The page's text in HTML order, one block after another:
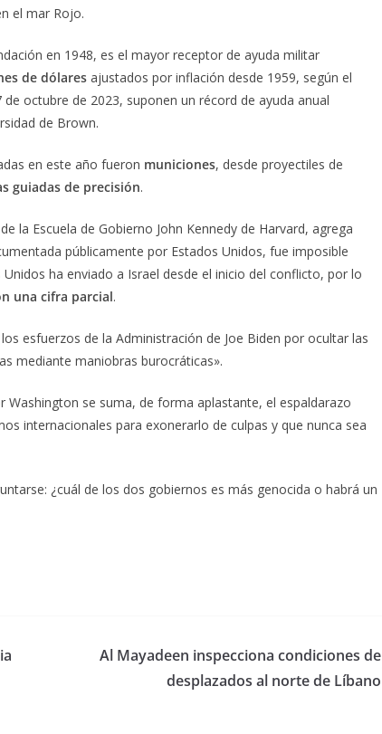
el mar Rojo.
en 1948, es el mayor receptor de ayuda militar
de dólares ajustados por inflación desde 1959, según el
octubre de 2023, suponen un récord de ayuda anual
de Brown.
en este año fueron municiones, desde proyectiles de
guiadas de precisión.
la Escuela de Gobierno John Kennedy de Harvard, agrega
públicamente por Estados Unidos, fue imposible
ha enviado a Israel desde el inicio del conflicto, por lo
una cifra parcial.
esfuerzos de la Administración de Joe Biden por ocultar las
mediante maniobras burocráticas».
se suma, de forma aplastante, el espaldarazo
internacionales para exonerarlo de culpas y que nunca sea
¿cuál de los dos gobiernos es más genocida o habrá un
Al Mayadeen inspecciona condiciones de
desplazados al norte de Líbano